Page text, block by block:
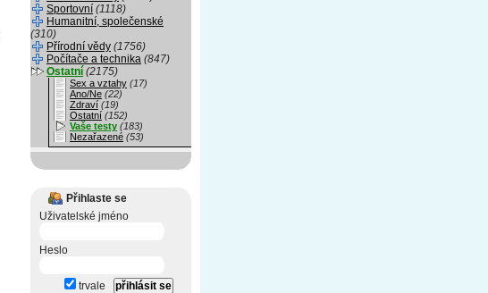
Sportovní (1118)
Humanitní, společenské
(310)
Přírodní vědy (1756)
Počítače a technika (847)
Ostatní (2175)
Sex a vztahy (17)
Ano/Ne (22)
Zdraví (19)
Ostatní (152)
Vaše testy (183)
Nezařazené (53)
Přihlaste se
Uživatelské jméno
Heslo
trvale